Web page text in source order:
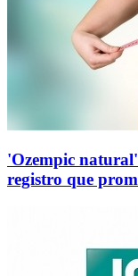
'Ozempic
registro que